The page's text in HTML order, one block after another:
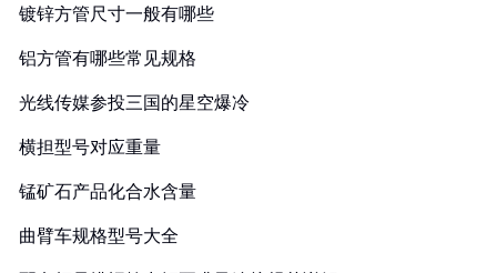
镀锌方管尺寸一般有哪些
铝方管有哪些常见规格
光线传媒参投三国的星空爆冷
横担型号对应重量
锰矿石产品化合水含量
曲臂车规格型号大全